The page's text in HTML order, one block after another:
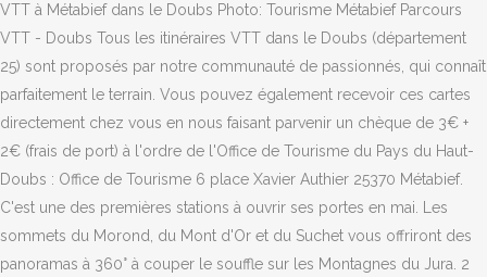
VTT à Métabief dans le Doubs Photo: Tourisme Métabief Parcours
VTT - Doubs Tous les itinéraires VTT dans le Doubs (département
25) sont proposés par notre communauté de passionnés, qui connaît
parfaitement le terrain. Vous pouvez également recevoir ces cartes
directement chez vous en nous faisant parvenir un chèque de 3€ +
2€ (frais de port) à l'ordre de l'Office de Tourisme du Pays du Haut-
Doubs : Office de Tourisme 6 place Xavier Authier 25370 Métabief.
C'est une des premières stations à ouvrir ses portes en mai. Les
sommets du Morond, du Mont d'Or et du Suchet vous offriront des
panoramas à 360° à couper le souffle sur les Montagnes du Jura. 2